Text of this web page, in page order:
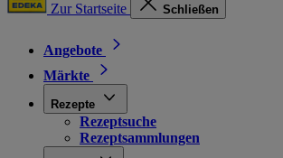
Zur Startseite Schließen
Angebote
Märkte
Rezepte
Rezeptsuche
Rezeptsammlungen